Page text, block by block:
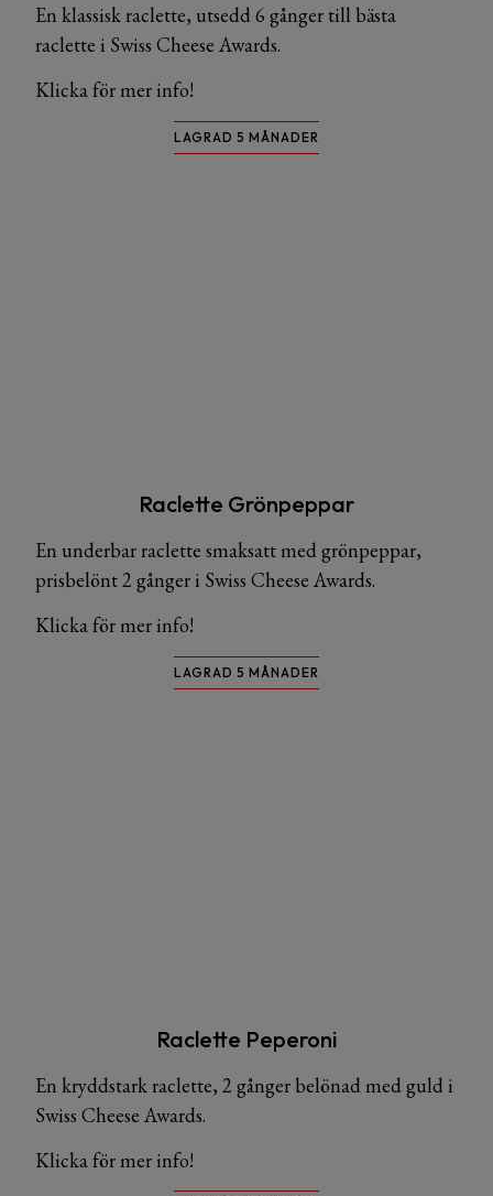
En klassisk raclette, utsedd 6 gånger till bästa
raclette i Swiss Cheese Awards.
Klicka för mer info!
LAGRAD 5 MÅNADER
Raclette Grönpeppar
En underbar raclette smaksatt med grönpeppar,
prisbelönt 2 gånger i Swiss Cheese Awards.
Klicka för mer info!
LAGRAD 5 MÅNADER
Raclette Peperoni
En kryddstark raclette, 2 gånger belönad med guld i
Swiss Cheese Awards.
Klicka för mer info!